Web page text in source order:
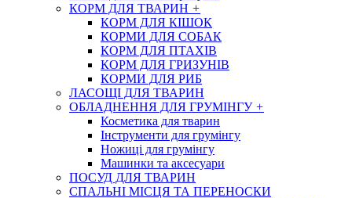
КОРМ ДЛЯ ТВАРИН +
КОРМ ДЛЯ КІШОК
КОРМИ ДЛЯ СОБАК
КОРМ ДЛЯ ПТАХІВ
КОРМ ДЛЯ ГРИЗУНІВ
КОРМИ ДЛЯ РИБ
ЛАСОЩІ ДЛЯ ТВАРИН
ОБЛАДНЕННЯ ДЛЯ ГРУМІНГУ +
Косметика для тварин
Інструменти для грумінгу
Ножиці для грумінгу
Машинки та аксесуари
ПОСУД ДЛЯ ТВАРИН
СПАЛЬНІ МІСЦЯ ТА ПЕРЕНОСКИ